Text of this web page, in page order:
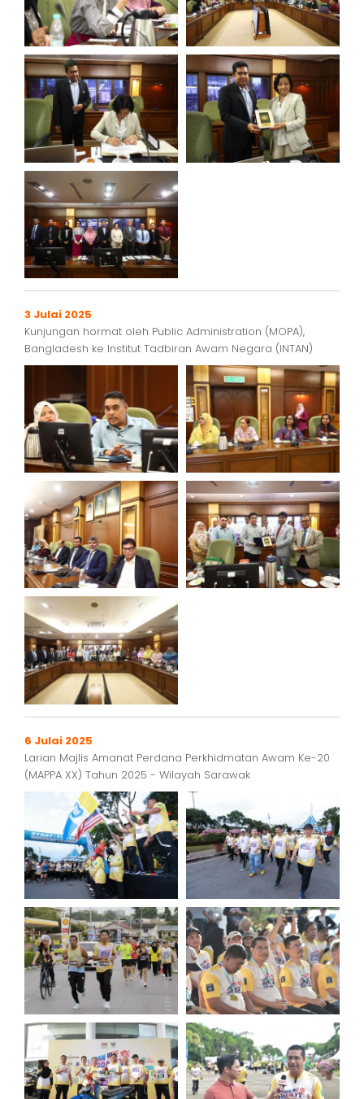
3 Julai 2025
Kunjungan hormat oleh Public Administration (MOPA),
Bangladesh ke Institut Tadbiran Awam Negara (INTAN)
6 Julai 2025
Larian Majlis Amanat Perdana Perkhidmatan Awam Ke-20
(MAPPA XX) Tahun 2025 - Wilayah Sarawak